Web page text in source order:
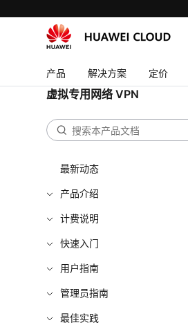
产品 解决方案 定价
虚拟专用网络 VPN
最新动态
产品介绍
计费说明
快速入门
用户指南
管理员指南
最佳实践